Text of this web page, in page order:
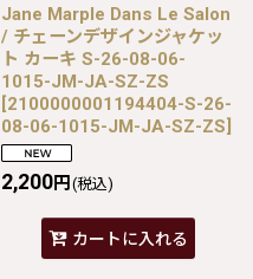
Jane Marple Dans Le Salon
/ チェーンデザインジャケッ
ト カーキ S-26-08-06-
1015-JM-JA-SZ-ZS
[2100000001194404-S-26-
08-06-1015-JM-JA-SZ-ZS]
2,200円 (税込)
カートに入れる